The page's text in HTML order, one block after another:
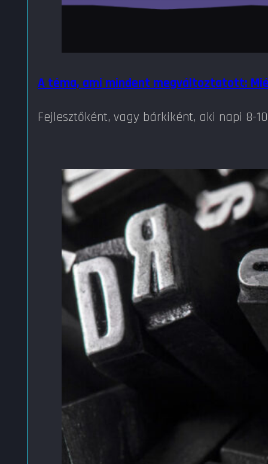
A téma, ami mindent megváltoztatott:
Fejlesztőként, vagy bárkiként, aki napi 8-